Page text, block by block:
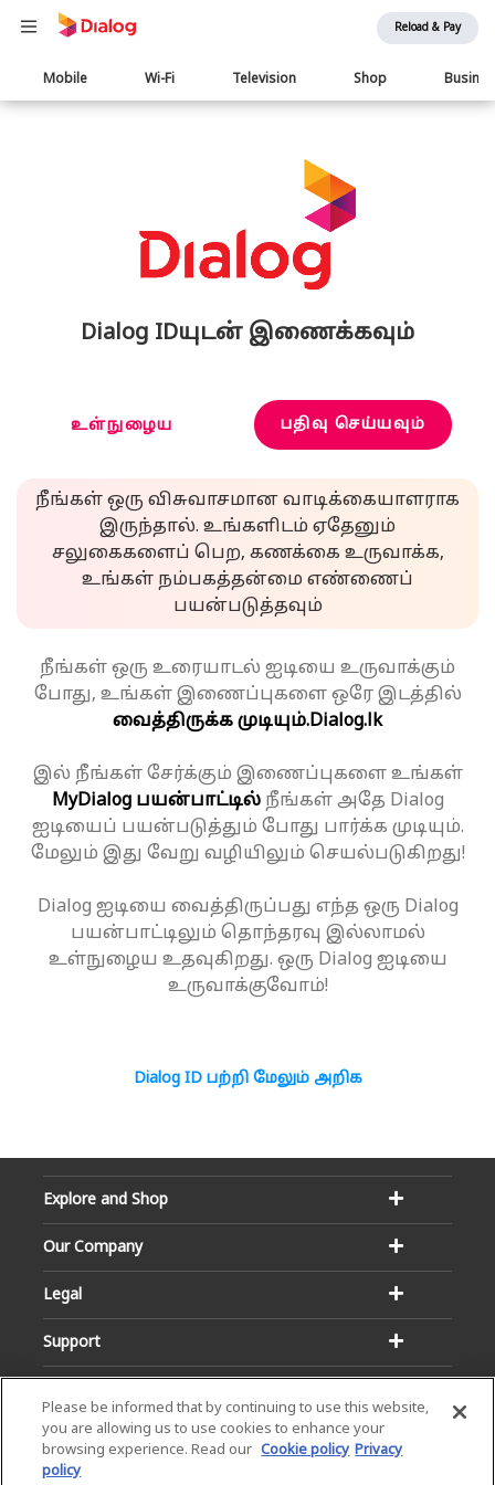
Reload & Pay
Main
navigation
Mobile Wi-Fi Television Shop
Dialog IDயுடன் இணைக்கவும்
உள்நுழைய பதிவு செய்யவும்
நீங்கள் ஒரு விசுவாசமான வாடிக்கையாளராக
இருந்தால். உங்களிடம் ஏதேனும்
சலுகைகளைப் பெற, கணக்கை உருவாக்க,
உங்கள் நம்பகத்தன்மை எண்ணைப்
பயன்படுத்தவும்
நீங்கள் ஒரு உரையாடல் ஐடியை உருவாக்கும்
போது, உங்கள் இணைப்புகளை ஒரே இடத்தில்
வைத்திருக்க முடியும்.Dialog.lk
இல் நீங்கள் சேர்க்கும் இணைப்புகளை உங்கள்
MyDialog பயன்பாட்டில்நீங்கள் அதே Dialog
ஐடியைப் பயன்படுத்தும் போது பார்க்க முடியும்.
மேலும் இது வேறு வழியிலும் செயல்படுகிறது!
Dialog ஐடியை வைத்திருப்பது எந்த ஒரு Dialog
பயன்பாட்டிலும் தொந்தரவு இல்லாமல்
உள்நுழைய உதவுகிறது. ஒரு Dialog ஐடியை
உருவாக்குவோம்!
Dialog ID பற்றி மேலும் அறிக
Explore and Shop
Our Company
Legal
Support
Please be informed that by continuing to use this website,
you are allowing us to use cookies to enhance your
browsing experience. Read our Cookie policy Privacy
policy